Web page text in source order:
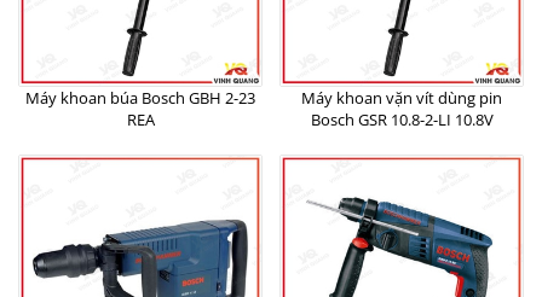
Máy khoan búa Bosch GBH 2-23
REA
Máy khoan vặn vít dùng pin
Bosch GSR 10.8-2-LI 10.8V